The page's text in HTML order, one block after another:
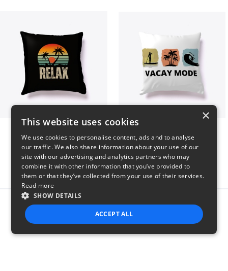
Report this product
×
This website uses cookies
We use cookies to personalise content, ads and to analyse
our traffic. We also share information about your use of our
site with our advertising and analytics partners who may
combine it with other information that you’ve provided to
them or that they’ve collected from your use of their services.
Read more
SHOW DETAILS
ACCEPT ALL
STRICTLY NECESSARY PERFORMANCE